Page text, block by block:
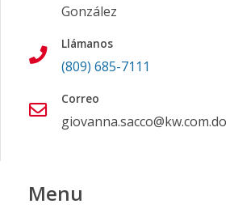
González
Llámanos
(809) 685-7111
Correo
giovanna.sacco@kw.com.do
Menu